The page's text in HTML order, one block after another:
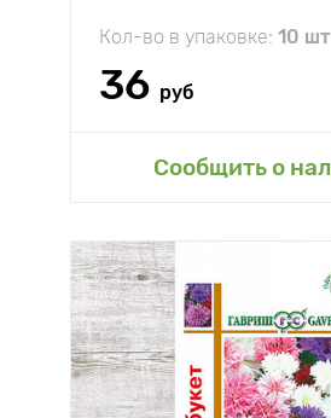
Кол-во в упаковке: 10 шт
36 руб
Сообщить о